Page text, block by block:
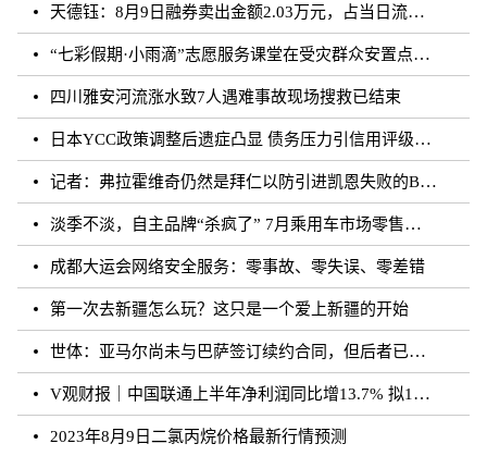
天德钰：8月9日融券卖出金额2.03万元，占当日流出金额的0.41%
“七彩假期·小雨滴”志愿服务课堂在受灾群众安置点开课
四川雅安河流涨水致7人遇难事故现场搜救已结束
日本YCC政策调整后遗症凸显 债务压力引信用评级下调隐忧
记者：弗拉霍维奇仍然是拜仁以防引进凯恩失败的B方案
淡季不淡，自主品牌“杀疯了” 7月乘用车市场零售达177.5万辆
成都大运会网络安全服务：零事故、零失误、零差错
第一次去新疆怎么玩？这只是一个爱上新疆的开始
世体：亚马尔尚未与巴萨签订续约合同，但后者已得到门德斯承诺
V观财报｜中国联通上半年净利润同比增13.7% 拟10派0.796元
2023年8月9日二氯丙烷价格最新行情预测